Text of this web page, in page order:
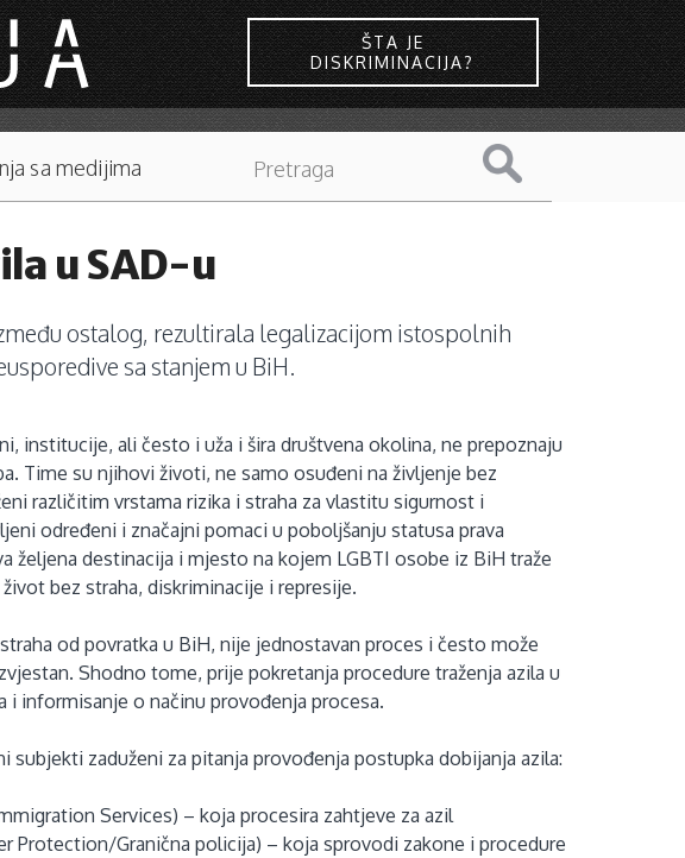
ŠTA JE
DISKRIMINACIJA?
sa medijima
u SAD-u
ostalog, rezultirala legalizacijom istospolnih
sa stanjem u BiH.
institucije, ali često i uža i šira društvena okolina, ne prepoznaju
Time su njihovi životi, ne samo osuđeni na življenje bez
različitim vrstama rizika i straha za vlastitu sigurnost i
određeni i značajni pomaci u poboljšanju statusa prava
željena destinacija i mjesto na kojem LGBTI osobe iz BiH traže
bez straha, diskriminacije i represije.
od povratka u BiH, nije jednostavan proces i često može
Shodno tome, prije pokretanja procedure traženja azila u
i informisanje o načinu provođenja procesa.
subjekti zaduženi za pitanja provođenja postupka dobijanja azila:
Services) – koja procesira zahtjeve za azil
Protection/Granična policija) – koja sprovodi zakone i procedure